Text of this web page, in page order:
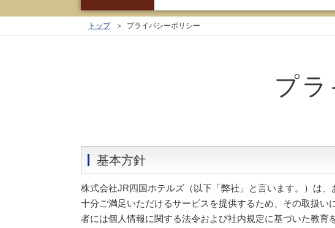
トップ プライバシーポリシー
プ
基本方針
株式会社JR四国ホテルズ（以下「弊社」と言います。）は
十分ご満足いただけるサービスを提供するため、その取扱
者には個人情報に関する法令および社内規定に基づいた教